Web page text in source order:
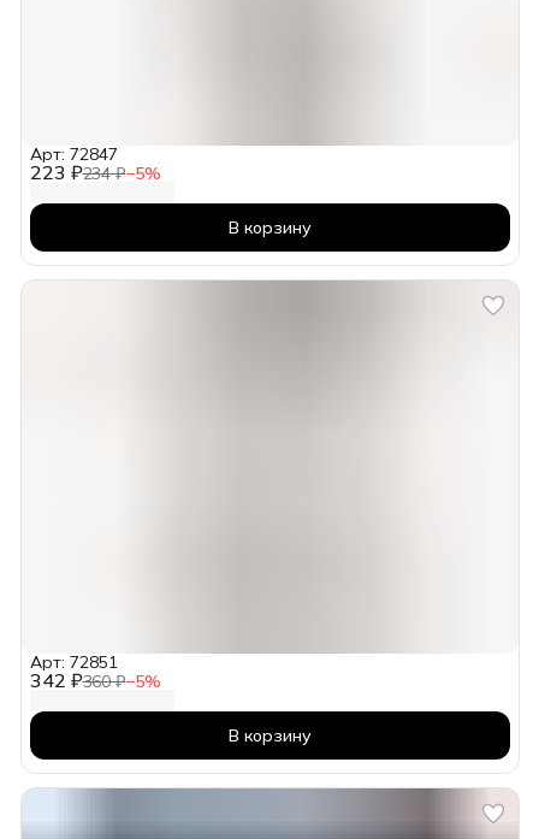
223 ₽234 ₽−5%
Арт: 72847
В корзину
342 ₽360 ₽−5%
Арт: 72851
В корзину